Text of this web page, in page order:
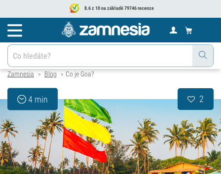
8.6 z 10 na základě 79746 recenze
Zamnesia > Blog > Co je Goa?
4 min 2